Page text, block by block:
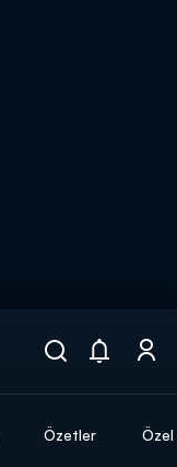
Özetler